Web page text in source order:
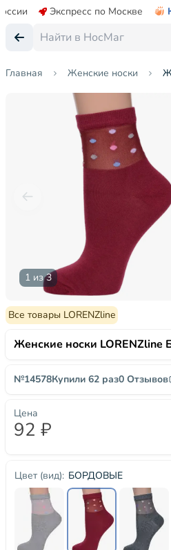
Экспресс по Москве
Главная Женские носки
1 из 3
Все товары LORENZline
Женские носки LORENZline
№14578Купили 62 раз0 Отзывов
Цвет (вид): БОРДОВЫЕ
Цена
92 ₽